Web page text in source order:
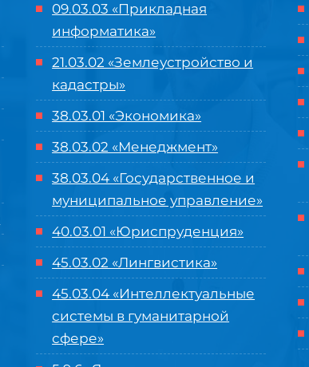
09.03.03 «Прикладная
информатика»
21.03.02 «Землеустройство и
кадастры»
38.03.01 «Экономика»
38.03.02 «Менеджмент»
38.03.04 «Государственное и
муниципальное управление»
40.03.01 «Юриспруденция»
45.03.02 «Лингвистика»
45.03.04 «Интеллектуальные
системы в гуманитарной
сфере»